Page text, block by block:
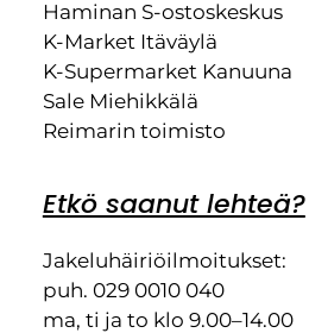
Haminan S-ostoskeskus
K-Market Itäväylä
K-Supermarket Kanuuna
Sale Miehikkälä
Reimarin toimisto
Etkö saanut lehteä?
Jakeluhäiriöilmoitukset:
puh. 029 0010 040
ma, ti ja to klo 9.00–14.00